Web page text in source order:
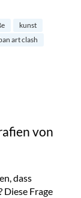
von Berlin
kunst
art clash
von
dass
Diese Frage